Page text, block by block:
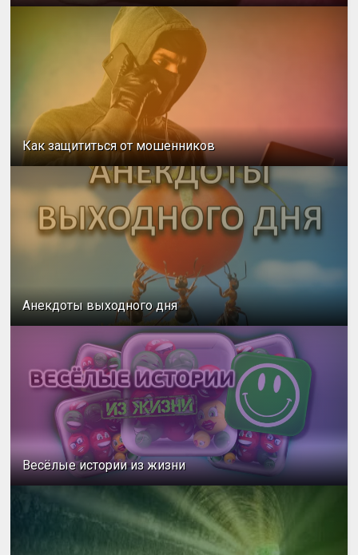
Как защититься от мошенников
Анекдоты выходного дня
Весёлые истории из жизни